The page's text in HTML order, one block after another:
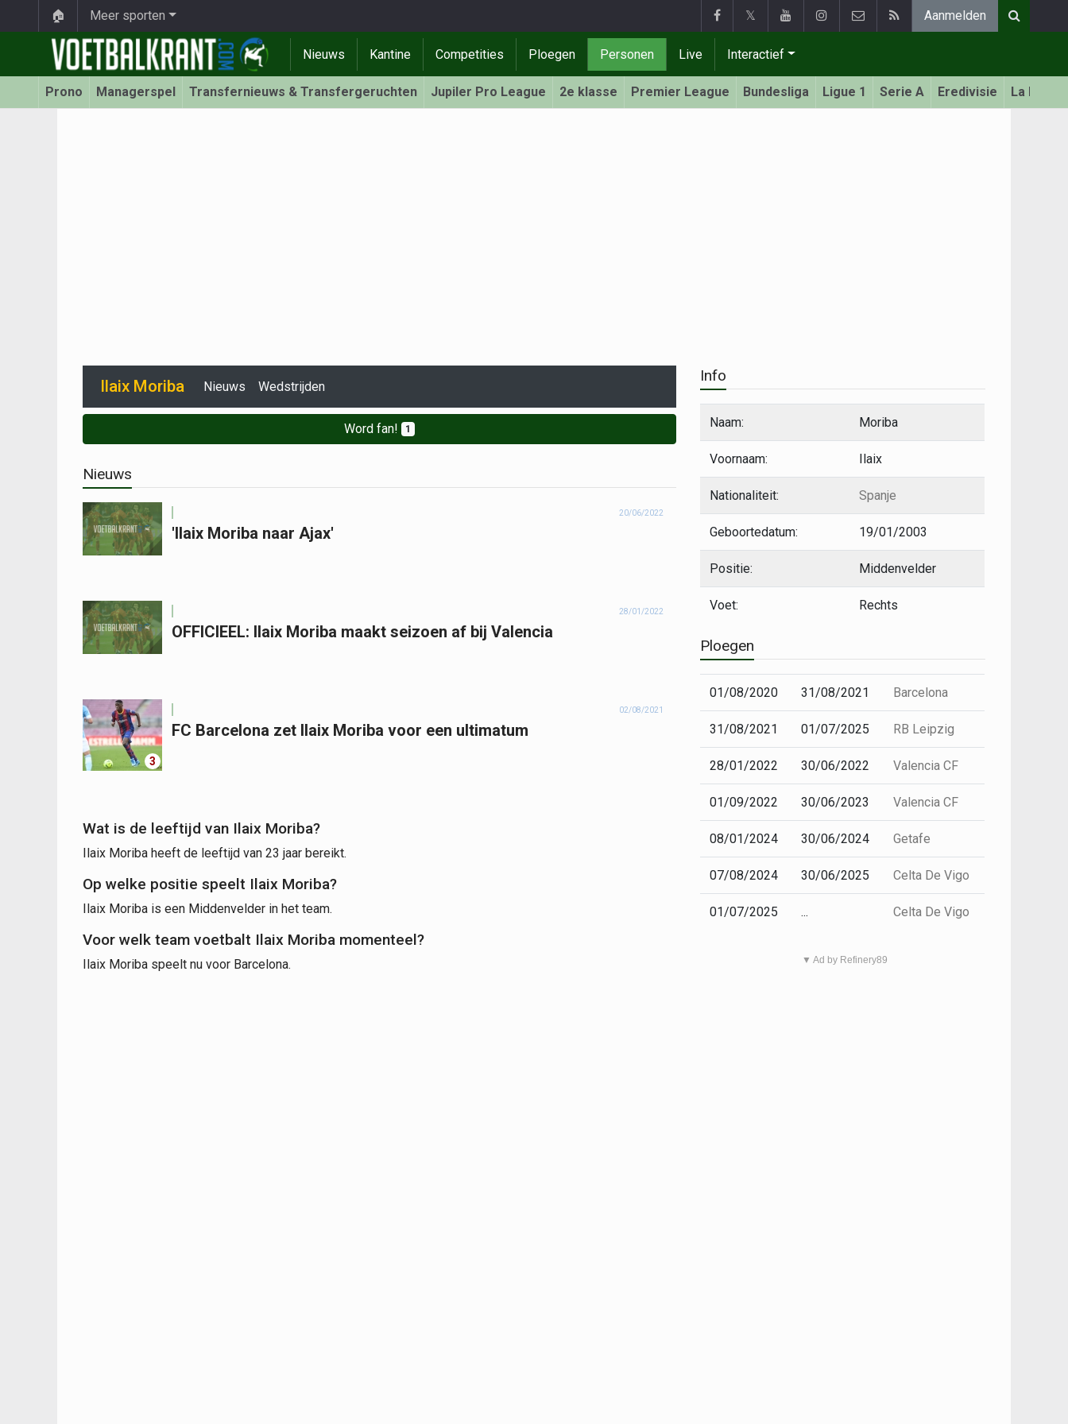
🏠 Meer sporten 𝕏 Aanmelden
Nieuws Kantine Competities Ploegen Personen Live Interactief
Prono Managerspel Transfernieuws & Transfergeruchten Jupiler Pro League 2e klasse Premier League Bundesliga Ligue 1 Serie A Eredivisie La Liga
Ilaix Moriba Nieuws Wedstrijden
Word fan! 1
Nieuws
20/06/2022
'Ilaix Moriba naar Ajax'
28/01/2022
OFFICIEEL: Ilaix Moriba maakt seizoen af bij Valencia
3
02/08/2021
FC Barcelona zet Ilaix Moriba voor een ultimatum
Wat is de leeftijd van Ilaix Moriba?
Ilaix Moriba heeft de leeftijd van 23 jaar bereikt.
Op welke positie speelt Ilaix Moriba?
Ilaix Moriba is een Middenvelder in het team.
Voor welk team voetbalt Ilaix Moriba momenteel?
Ilaix Moriba speelt nu voor Barcelona.
Info
Naam: Moriba
Voornaam: Ilaix
Nationaliteit: Spanje
Geboortedatum: 19/01/2003
Positie: Middenvelder
Voet: Rechts
Ploegen
01/08/2020 31/08/2021 Barcelona
31/08/2021 01/07/2025 RB Leipzig
28/01/2022 30/06/2022 Valencia CF
01/09/2022 30/06/2023 Valencia CF
08/01/2024 30/06/2024 Getafe
07/08/2024 30/06/2025 Celta De Vigo
01/07/2025 ... Celta De Vigo
▼ Ad by Refinery89